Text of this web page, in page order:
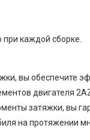
каждой сборке.
вы обеспечите
двигателя
затяжки, вы
на протяжении